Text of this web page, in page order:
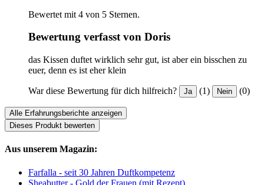
Bewertet mit 4 von 5 Sternen.
Bewertung verfasst von Doris
das Kissen duftet wirklich sehr gut, ist aber ein bisschen zu
euer, denn es ist eher klein
War diese Bewertung für dich hilfreich? Ja (1) Nein (0)
Alle Erfahrungsberichte anzeigen
Dieses Produkt bewerten
Aus unserem Magazin:
Farfalla - seit 30 Jahren Duftkompetenz
Sheabutter - Gold der Frauen (mit Rezept)